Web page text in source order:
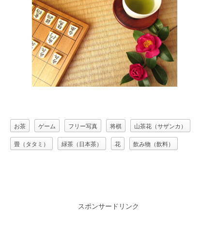
お茶 ゲーム フリー写真 将棋 山茶花（サザンカ）
畳（タタミ） 緑茶（日本茶） 花 飲み物（飲料）
スポンサードリンク